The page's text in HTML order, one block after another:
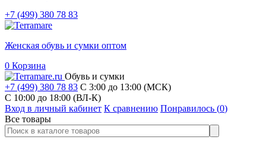
+7 (499) 380 78 83
Женская обувь и сумки оптом
0 Корзина
Обувь и сумки
+7 (499) 380 78 83 С 3:00 до 13:00 (МСК)
C 10:00 до 18:00 (ВЛ-К)
Вход в личный кабинет К сравнению Понравилось (0)
Все товары